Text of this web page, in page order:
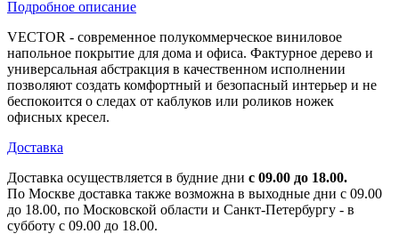
Подробное описание
VECTOR - современное полукоммерческое виниловое
напольное покрытие для дома и офиса. Фактурное дерево и
универсальная абстракция в качественном исполнении
позволяют создать комфортный и безопасный интерьер и не
беспокоится о следах от каблуков или роликов ножек
офисных кресел.
Доставка
Доставка осуществляется в будние дни с 09.00 до 18.00.
По Москве доставка также возможна в выходные дни с 09.00
до 18.00, по Московской области и Санкт-Петербургу - в
субботу с 09.00 до 18.00.